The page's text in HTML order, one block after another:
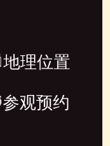
地理位置
参观预约